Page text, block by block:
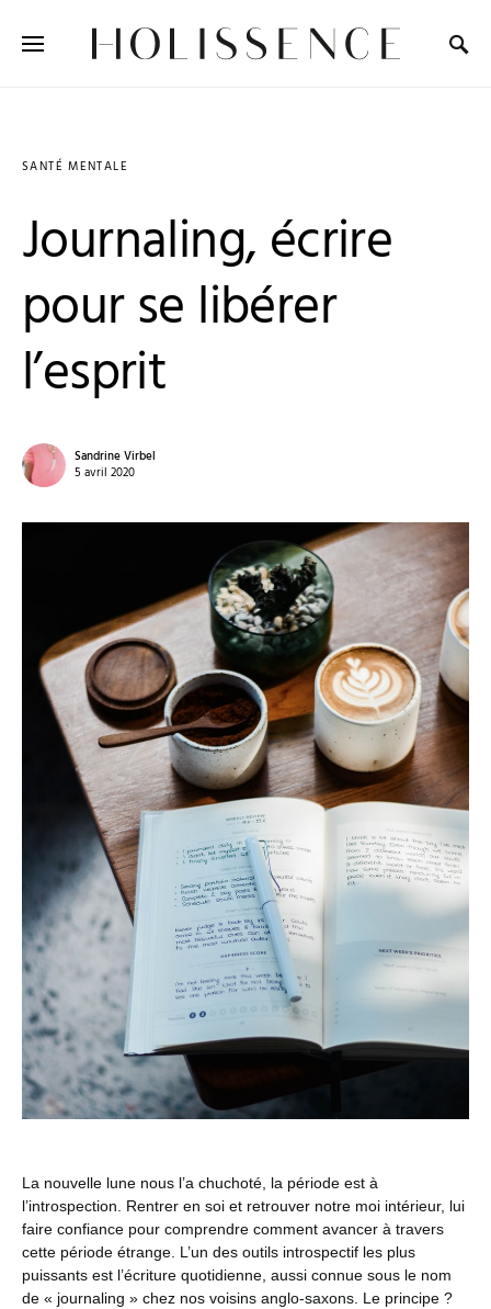
SANTÉ MENTALE
Journaling, écrire
pour se libérer
l’esprit
Sandrine Virbel
5 avril 2020
La nouvelle lune nous l’a chuchoté, la période est à
l’introspection. Rentrer en soi et retrouver notre moi intérieur, lui
faire confiance pour comprendre comment avancer à travers
cette période étrange. L’un des outils introspectif les plus
puissants est l’écriture quotidienne, aussi connue sous le nom
de « journaling » chez nos voisins anglo-saxons. Le principe ?